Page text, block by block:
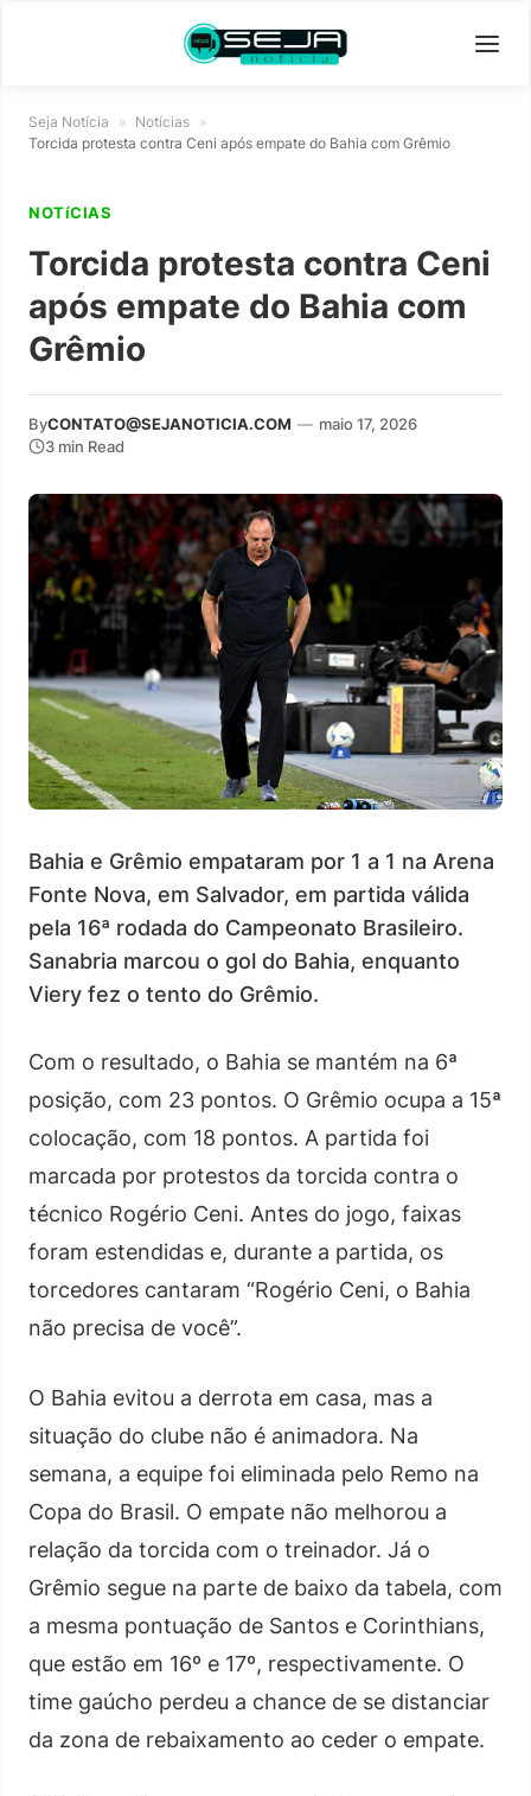
Seja Notícia » Notícias »
Torcida protesta contra Ceni após empate do Bahia com Grêmio
NOTíCIAS
Torcida protesta contra Ceni
após empate do Bahia com
Grêmio
ByCONTATO@SEJANOTICIA.COM — maio 17, 2026
3 min Read
Bahia e Grêmio empataram por 1 a 1 na Arena
Fonte Nova, em Salvador, em partida válida
pela 16ª rodada do Campeonato Brasileiro.
Sanabria marcou o gol do Bahia, enquanto
Viery fez o tento do Grêmio.
Com o resultado, o Bahia se mantém na 6ª
posição, com 23 pontos. O Grêmio ocupa a 15ª
colocação, com 18 pontos. A partida foi
marcada por protestos da torcida contra o
técnico Rogério Ceni. Antes do jogo, faixas
foram estendidas e, durante a partida, os
torcedores cantaram “Rogério Ceni, o Bahia
não precisa de você”.
O Bahia evitou a derrota em casa, mas a
situação do clube não é animadora. Na
semana, a equipe foi eliminada pelo Remo na
Copa do Brasil. O empate não melhorou a
relação da torcida com o treinador. Já o
Grêmio segue na parte de baixo da tabela, com
a mesma pontuação de Santos e Corinthians,
que estão em 16º e 17º, respectivamente. O
time gaúcho perdeu a chance de se distanciar
da zona de rebaixamento ao ceder o empate.